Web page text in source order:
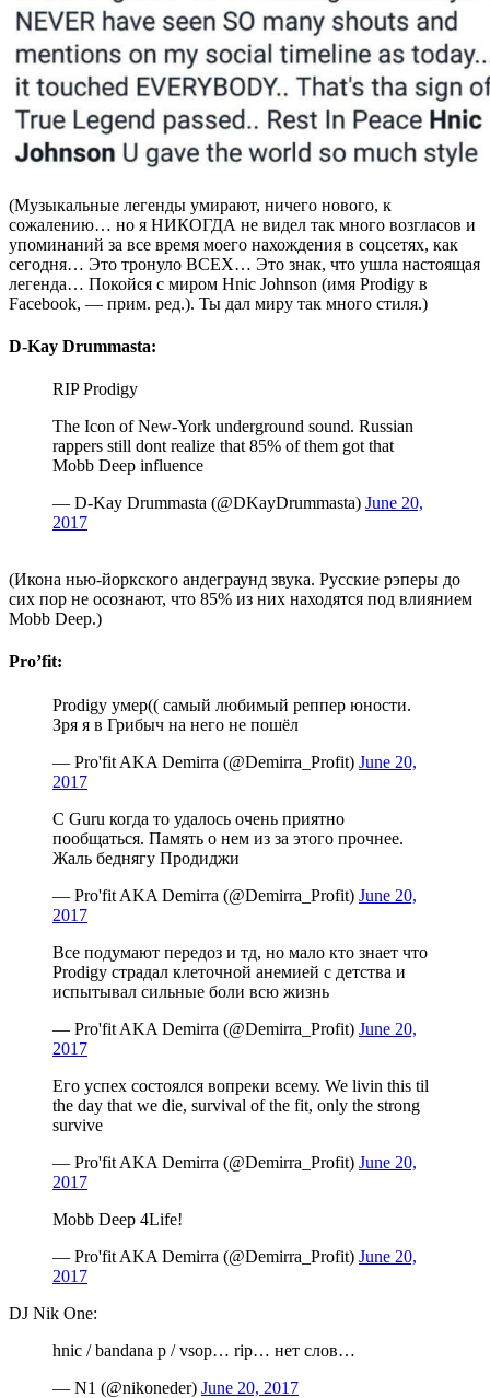
(Музыкальные легенды умирают, ничего нового, к
сожалению… но я НИКОГДА не видел так много возгласов и
упоминаний за все время моего нахождения в соцсетях, как
сегодня… Это тронуло ВСЕХ… Это знак, что ушла настоящая
легенда… Покойся с миром Hnic Johnson (имя Prodigy в
Facebook, — прим. ред.). Ты дал миру так много стиля.)
D-Kay Drummasta:
RIP Prodigy
The Icon of New-York underground sound. Russian
rappers still dont realize that 85% of them got that
Mobb Deep influence
— D-Kay Drummasta (@DKayDrummasta) June 20,
2017
(Икона нью-йоркского андеграунд звука. Русские рэперы до
сих пор не осознают, что 85% из них находятся под влиянием
Mobb Deep.)
Pro’fit:
Prodigy умер(( самый любимый реппер юности.
Зря я в Грибыч на него не пошёл
— Pro'fit AKA Demirra (@Demirra_Profit) June 20,
2017
С Guru когда то удалось очень приятно
пообщаться. Память о нем из за этого прочнее.
Жаль беднягу Продиджи
— Pro'fit AKA Demirra (@Demirra_Profit) June 20,
2017
Все подумают передоз и тд, но мало кто знает что
Prodigy страдал клеточной анемией с детства и
испытывал сильные боли всю жизнь
— Pro'fit AKA Demirra (@Demirra_Profit) June 20,
2017
Его успех состоялся вопреки всему. We livin this til
the day that we die, survival of the fit, only the strong
survive
— Pro'fit AKA Demirra (@Demirra_Profit) June 20,
2017
Mobb Deep 4Life!
— Pro'fit AKA Demirra (@Demirra_Profit) June 20,
2017
DJ Nik One:
hnic / bandana p / vsop… rip… нет слов…
— N1 (@nikoneder) June 20, 2017